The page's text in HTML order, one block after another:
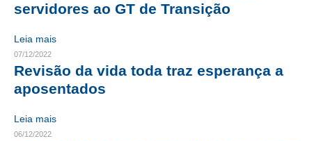
FGTS EXPURGOS
FGTS CORREÇÃO
LEGISLAÇÃO
LEI 5.194/1966 – REGULAMENTAÇÃO DA PROFISSÃO
servidores ao GT de Transição
Leia mais
07/12/2022
Revisão da vida toda traz esperança a
aposentados
Leia mais
06/12/2022